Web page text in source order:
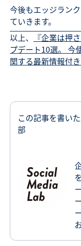
今後もエッジラン
ていきます。
以上、
『企業は押
プデート10選。 今
関する最新情報付き
この記事を書い
部